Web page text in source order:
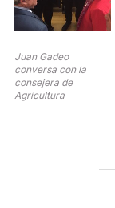
Juan Gadeo
conversa con la
consejera de
Agricultura